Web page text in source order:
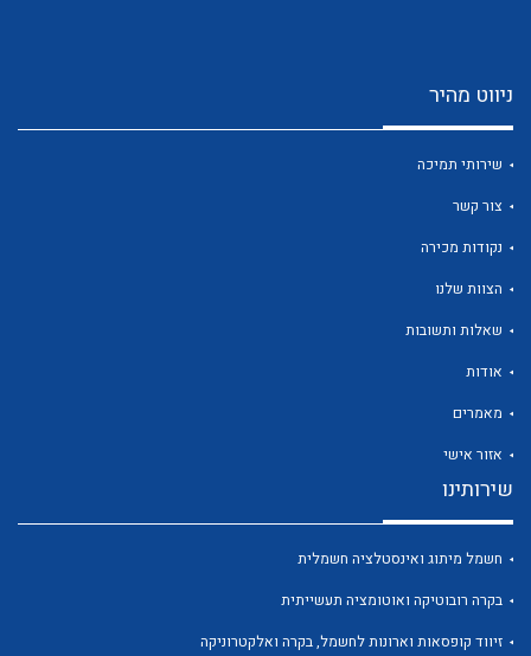
ניווט מהיר
שירותי תמיכה
צור קשר
נקודות מכירה
הצוות שלנו
שאלות ותשובות
אודות
מאמרים
אזור אישי
שירותינו
חשמל מיתוג ואינסטלציה חשמלית
בקרה רובוטיקה ואוטומציה תעשייתית
זיווד קופסאות וארונות לחשמל, בקרה ואלקטרוניקה